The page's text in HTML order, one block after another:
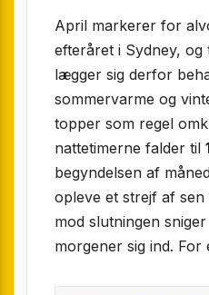
April markerer for
efteråret i Sydney,
lægger sig derfor
sommervarme og
topper som regel
nattetimerne falder til
begyndelsen af
opleve et strejf af
mod slutningen
morgener sig ind.